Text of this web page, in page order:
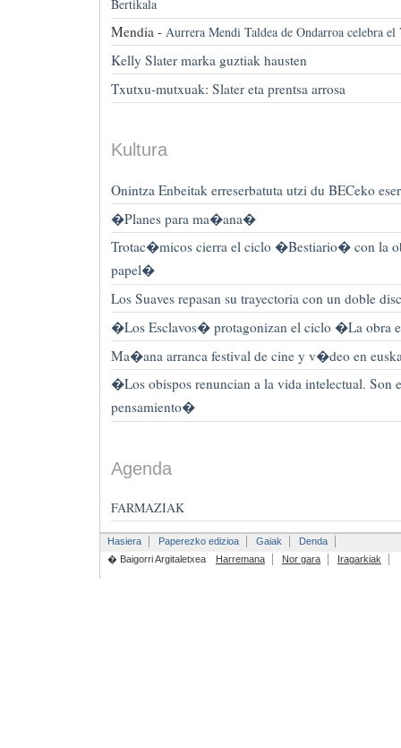
Bertikala
Mendia - Aurrera Mendi Taldea de Ondarroa celebra
Kelly Slater marka guztiak hausten
Txutxu-mutxuak: Slater eta prentsa arrosa
Kultura
Onintza Enbeitak erreserbatuta utzi du BECeko
�Planes para ma�ana�
Trotac�micos cierra el ciclo �Bestiario� con la
papel�
Los Suaves repasan su trayectoria con un doble
�Los Esclavos� protagonizan el ciclo �La obra
Ma�ana arranca festival de cine y v�deo en
�Los obispos renuncian a la vida intelectual. Son
pensamiento�
Agenda
FARMAZIAK
Hasiera Paperezko edizioa Gaiak
Denda
� Baigorri Argitaletxea
Harremana Nor gara Iragarkiak